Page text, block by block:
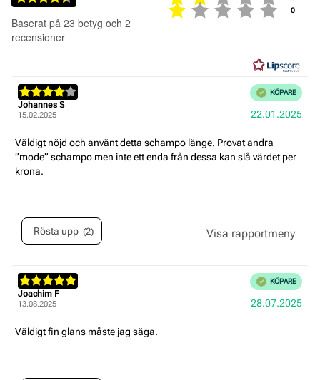
0
4.5
utav
Baserat på 23 betyg och 2
recensioner
Recensionsförfattare:
Johannes S
15.02.2025
Recensionsbetyg:
4.0
utav
stjärnor
Bekräftad
KÖPARE
22.01.2025
Recensionstext:
Väldigt nöjd och använt detta schampo länge. Provat andra
”mode” schampo men inte ett enda från dessa kan slå värdet per
krona.
Rösta upp 2röst(er)
Recensionsförfattare:
Joachim F
13.08.2025
Recensionsbetyg:
5.0
utav
stjärnor
Bekräftad
KÖPARE
28.07.2025
Recensionstext:
Väldigt fin glans måste jag säga.